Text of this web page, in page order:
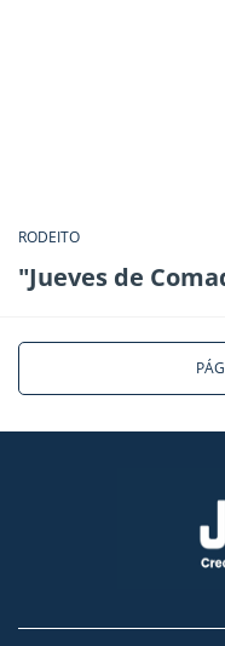
RODEITO
"Jueves de